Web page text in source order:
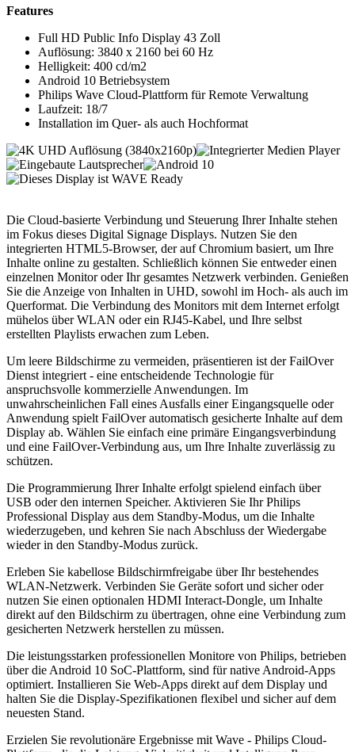
Features
Full HD Public Info Display 43 Zoll
Auflösung: 3840 x 2160 bei 60 Hz
Helligkeit: 400 cd/m2
Android 10 Betriebsystem
Philips Wave Cloud-Plattform für Remote Verwaltung
Laufzeit: 18/7
Installation im Quer- als auch Hochformat
Die Cloud-basierte Verbindung und Steuerung Ihrer Inhalte stehen
im Fokus dieses Digital Signage Displays. Nutzen Sie den
integrierten HTML5-Browser, der auf Chromium basiert, um Ihre
Inhalte online zu gestalten. Schließlich können Sie entweder einen
einzelnen Monitor oder Ihr gesamtes Netzwerk verbinden. Genießen
Sie die Anzeige von Inhalten in UHD, sowohl im Hoch- als auch im
Querformat. Die Verbindung des Monitors mit dem Internet erfolgt
mühelos über WLAN oder ein RJ45-Kabel, und Ihre selbst
erstellten Playlists erwachen zum Leben.
Um leere Bildschirme zu vermeiden, präsentieren ist der FailOver
Dienst integriert - eine entscheidende Technologie für
anspruchsvolle kommerzielle Anwendungen. Im
unwahrscheinlichen Fall eines Ausfalls einer Eingangsquelle oder
Anwendung spielt FailOver automatisch gesicherte Inhalte auf dem
Display ab. Wählen Sie einfach eine primäre Eingangsverbindung
und eine FailOver-Verbindung aus, um Ihre Inhalte zuverlässig zu
schützen.
Die Programmierung Ihrer Inhalte erfolgt spielend einfach über
USB oder den internen Speicher. Aktivieren Sie Ihr Philips
Professional Display aus dem Standby-Modus, um die Inhalte
wiederzugeben, und kehren Sie nach Abschluss der Wiedergabe
wieder in den Standby-Modus zurück.
Erleben Sie kabellose Bildschirmfreigabe über Ihr bestehendes
WLAN-Netzwerk. Verbinden Sie Geräte sofort und sicher oder
nutzen Sie einen optionalen HDMI Interact-Dongle, um Inhalte
direkt auf den Bildschirm zu übertragen, ohne eine Verbindung zum
gesicherten Netzwerk herstellen zu müssen.
Die leistungsstarken professionellen Monitore von Philips, betrieben
über die Android 10 SoC-Plattform, sind für native Android-Apps
optimiert. Installieren Sie Web-Apps direkt auf dem Display und
halten Sie die Display-Spezifikationen flexibel und sicher auf dem
neuesten Stand.
Erzielen Sie revolutionäre Ergebnisse mit Wave - Philips Cloud-